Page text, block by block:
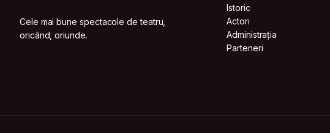
Cele mai bune spectacole de teatru,
oricând, oriunde.
Istoric
Actori
Administrația
Parteneri